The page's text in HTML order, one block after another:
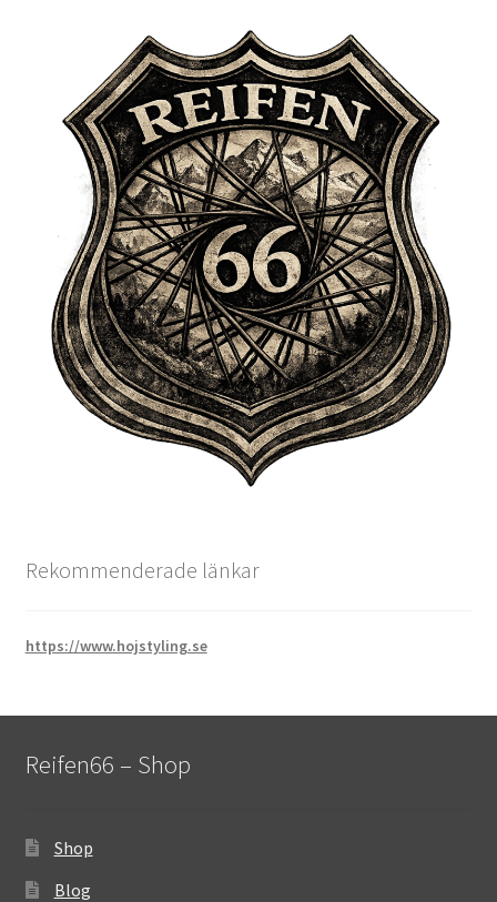
Rekommenderade länkar
https://www.hojstyling.se
Reifen66 – Shop
Shop
Blog